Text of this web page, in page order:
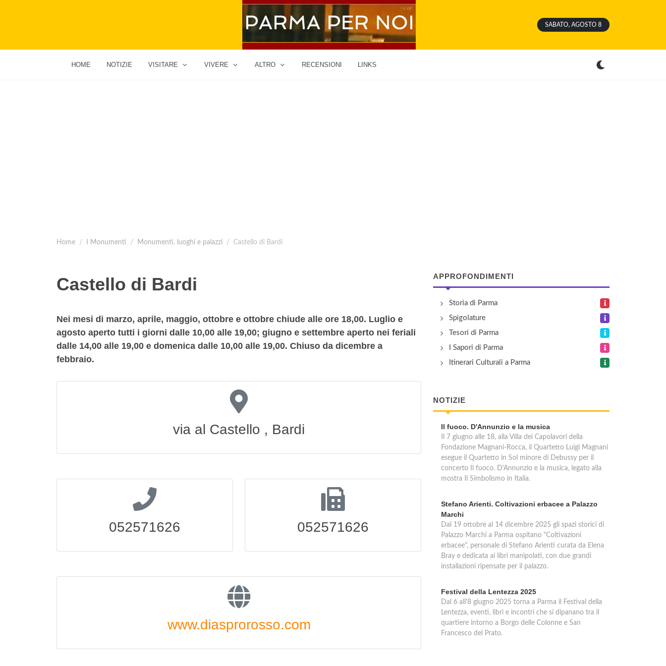
SABATO, AGOSTO 8
HOME NOTIZIE VISITARE VIVERE ALTRO RECENSIONI LINKS
Home I Monumenti Monumenti, luoghi e palazzi Castello di Bardi
Castello di Bardi
Nei mesi di marzo, aprile, maggio, ottobre e ottobre chiude alle ore 18,00. Luglio e
agosto aperto tutti i giorni dalle 10,00 alle 19,00; giugno e settembre aperto nei feriali
dalle 14,00 alle 19,00 e domenica dalle 10,00 alle 19,00. Chiuso da dicembre a
febbraio.
via al Castello , Bardi
052571626 052571626
www.diasprorosso.com
APPROFONDIMENTI
Storia di Parma
Spigolature
Tesori di Parma
I Sapori di Parma
Itinerari Culturali a Parma
NOTIZIE
Il fuoco. D'Annunzio e la musica
Il 7 giugno alle 18, alla Villa dei Capolavori della
Fondazione Magnani-Rocca, il Quartetto Luigi Magnani
esegue il Quartetto in Sol minore di Debussy per il
concerto Il fuoco. D'Annunzio e la musica, legato alla
mostra Il Simbolismo in Italia.
Stefano Arienti. Coltivazioni erbacee a Palazzo
Marchi
Dal 19 ottobre al 14 dicembre 2025 gli spazi storici di
Palazzo Marchi a Parma ospitano "Coltivazioni
erbacee", personale di Stefano Arienti curata da Elena
Bray e dedicata ai libri manipolati, con due grandi
installazioni ripensate per il palazzo.
Festival della Lentezza 2025
Dal 6 all'8 giugno 2025 torna a Parma il Festival della
Lentezza, eventi, libri e incontri che si dipanano tra il
quartiere intorno a Borgo delle Colonne e San
Francesco del Prato.